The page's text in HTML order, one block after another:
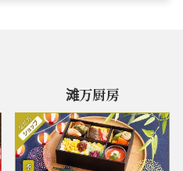
滩万厨房